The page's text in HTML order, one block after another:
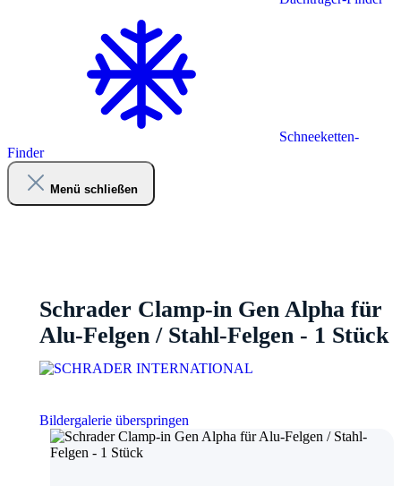
Schneeketten-
Finder
Menü schließen
Schrader Clamp-in Gen Alpha für
Alu-Felgen / Stahl-Felgen - 1 Stück
Bildergalerie überspringen